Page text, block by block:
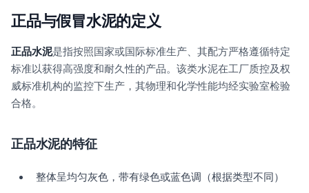
正品与假冒水泥的定义
正品水泥是指按照国家或国际标准生产、其配方严格遵循特定
标准以获得高强度和耐久性的产品。该类水泥在工厂质控及权
威标准机构的监控下生产，其物理和化学性能均经实验室检验
合格。
正品水泥的特征
整体呈均匀灰色，带有绿色或蓝色调（根据类型不同）